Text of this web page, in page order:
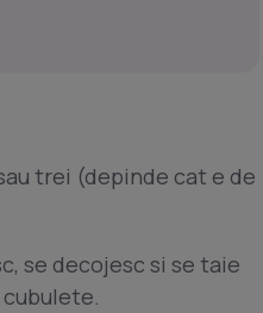
trei (depinde cat e de
se decojesc si se taie